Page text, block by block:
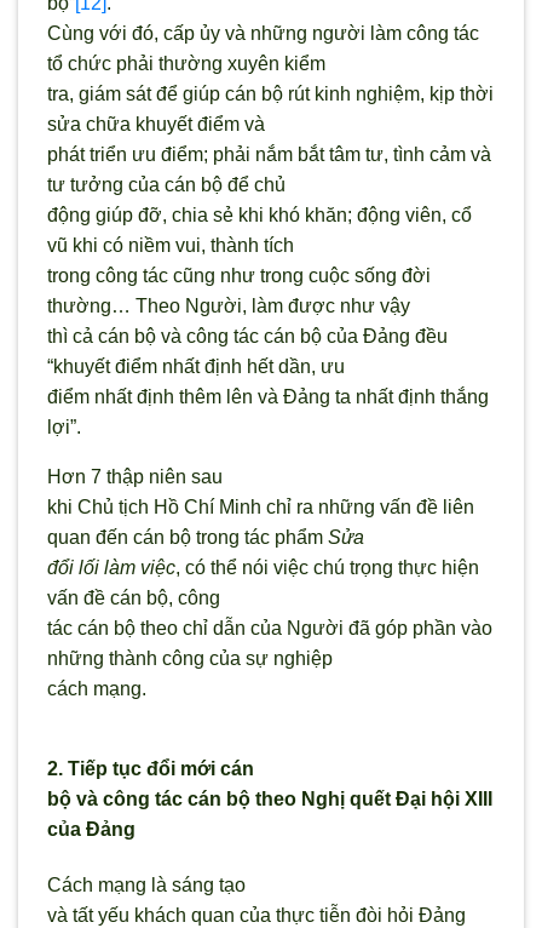
Cùng với đó, cấp ủy và những người làm công tác
tổ chức phải thường xuyên kiểm
tra, giám sát để giúp cán bộ rút kinh nghiệm, kịp thời
sửa chữa khuyết điểm và
phát triển ưu điểm; phải nắm bắt tâm tư, tình cảm và
tư tưởng của cán bộ để chủ
động giúp đỡ, chia sẻ khi khó khăn; động viên, cổ
vũ khi có niềm vui, thành tích
trong công tác cũng như trong cuộc sống đời
thường… Theo Người, làm được như vậy
thì cả cán bộ và công tác cán bộ của Đảng đều
“khuyết điểm nhất định hết dần, ưu
điểm nhất định thêm lên và Đảng ta nhất định thắng
lợi”.
Hơn 7 thập niên sau
khi Chủ tịch Hồ Chí Minh chỉ ra những vấn đề liên
quan đến cán bộ trong tác phẩm Sửa
đổi lối làm việc, có thể nói việc chú trọng thực hiện
vấn đề cán bộ, công
tác cán bộ theo chỉ dẫn của Người đã góp phần vào
những thành công của sự nghiệp
cách mạng.
2. Tiếp tục đổi mới cán
bộ và công tác cán bộ theo Nghị quết Đại hội XIII
của Đảng
Cách mạng là sáng tạo
và tất yếu khách quan của thực tiễn đòi hỏi Đảng